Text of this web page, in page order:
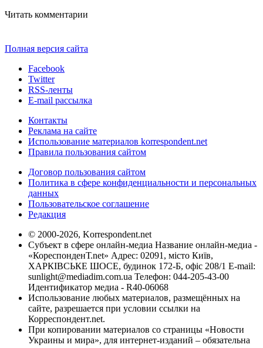
Читать комментарии
Полная версия сайта
Facebook
Twitter
RSS-ленты
E-mail рассылка
Контакты
Реклама на сайте
Использование материалов korrespondent.net
Правила пользования сайтом
Договор пользования сайтом
Политика в сфере конфиденциальности и персональных
данных
Пользовательское соглашение
Редакция
© 2000-2026, Korrespondent.net
Субъект в сфере онлайн-медиа Название онлайн-медиа -
«КореспонденТ.net» Адрес: 02091, місто Київ,
ХАРКІВСЬКЕ ШОСЕ, будинок 172-Б, офіс 208/1 E-mail:
sunlight@mediadim.com.ua Телефон: 044-205-43-00
Идентификатор медиа - R40-06068
Использование любых материалов, размещённых на
сайте, разрешается при условии ссылки на
Корреспондент.net.
При копировании материалов со страницы «Новости
Украины и мира», для интернет-изданий – обязательна